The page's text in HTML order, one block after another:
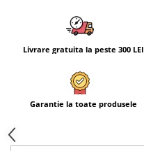
Livrare gratuita la peste 300 LEI
Garantie la toate produsele